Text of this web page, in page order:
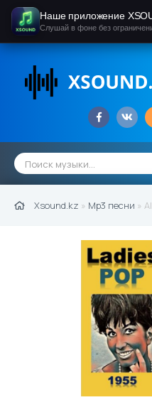
Xsound.kz » Mp3 песни »
Наше приложение
Слушай в фоне без